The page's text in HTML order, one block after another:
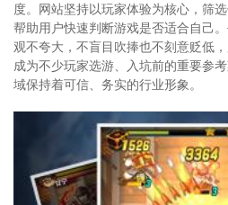
度。网站坚持以玩家体验为核心，筛
帮助用户快速判断游戏是否适合自己
观不夸大，不盲目吹捧也不刻意贬低
成为不少玩家选游、入坑前的重要参
域保持着可信、务实的行业形象。